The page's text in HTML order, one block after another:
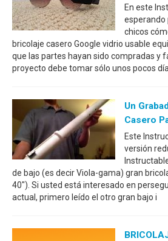
En este
esperando
chicos
bricolaje casero Google vidrio usable
que las partes hayan sido compradas y
proyecto debe tomar sólo unos pocos
Un
Casero
Este
versión
de bajo (es decir Viola-gama) gran
40"). Si usted está interesado en
actual, primero leído el otro gran bajo i